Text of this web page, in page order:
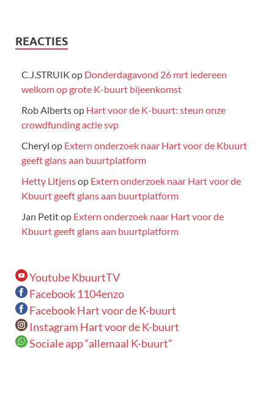
REACTIES
C.J.STRUIK op Donderdagavond 26 mrt iedereen
welkom op grote K-buurt bijeenkomst
Rob Albertsop Hart voor de K-buurt: steun onze
crowdfunding actie svp
Cheryl op Extern onderzoek naar Hart voor de Kbuurt
geeft glans aan buurtplatform
Hetty Litjensop Extern onderzoek naar Hart voor de
Kbuurt geeft glans aan buurtplatform
Jan Petitop Extern onderzoek naar Hart voor de
Kbuurt geeft glans aan buurtplatform
Youtube KbuurtTV
Facebook 1104enzo
Facebook Hart voor de K-buurt
Instagram Hart voor de K-buurt
Sociale app “allemaal K-buurt”